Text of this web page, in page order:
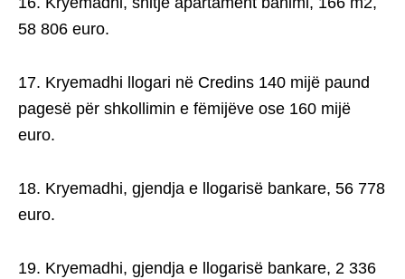
58 806 euro.
17. Kryemadhi llogari në Credins 140 mijë paund
pagesë për shkollimin e fëmijëve ose 160 mijë
euro.
18. Kryemadhi, gjendja e llogarisë bankare, 56 778
euro.
19. Kryemadhi, gjendja e llogarisë bankare, 2 336